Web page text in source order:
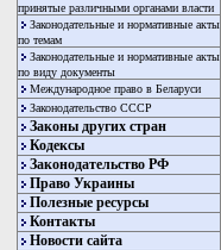
принятые различными органами власти
Законодательные и нормативные акты
по темам
Законодательные и нормативные акты
по виду документы
Международное право в Беларуси
Законодательство СССР
Законы других стран
Кодексы
Законодательство РФ
Право Украины
Полезные ресурсы
Контакты
Новости сайта